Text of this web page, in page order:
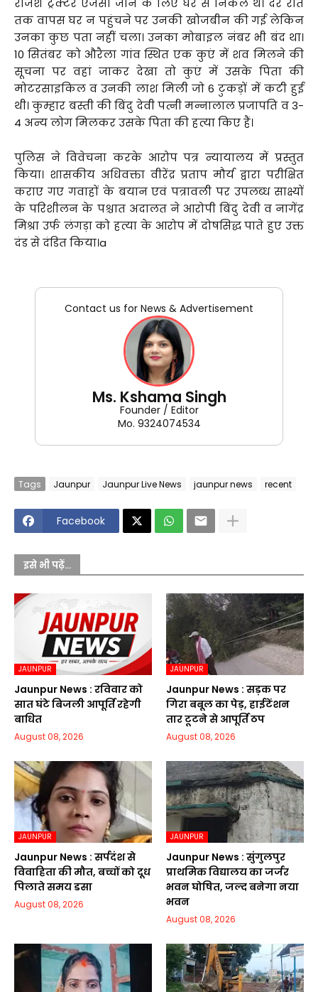
राजेश ट्रैक्टर एजेंसी जाने के लिए घर से निकले थे। देर रात
तक वापस घर न पहुंचने पर उनकी खोजबीन की गई लेकिन
उनका कुछ पता नहीं चला। उनका मोबाइल नंबर भी बंद था।
10 सितंबर को औरैला गांव स्थित एक कुएं में शव मिलने की
सूचना पर वहां जाकर देखा तो कुएं में उसके पिता की
मोटरसाइकिल व उनकी लाश मिली जो 6 टुकड़ों में कटी हुई
थी। कुम्हार बस्ती की बिंदु देवी पत्नी मन्नालाल प्रजापति व 3-
4 अन्य लोग मिलकर उसके पिता की हत्या किए हैं।
पुलिस ने विवेचना करके आरोप पत्र न्यायालय में प्रस्तुत
किया। शासकीय अधिवक्ता वीरेंद्र प्रताप मौर्य द्वारा परीक्षित
कराए गए गवाहों के बयान एवं पत्रावली पर उपलब्ध साक्ष्यों
के परिशीलन के पश्चात अदालत ने आरोपी बिंदु देवी व नागेंद्र
मिश्रा उर्फ लंगड़ा को हत्या के आरोप में दोषसिद्ध पाते हुए उक्त
दंड से दंडित किया।a
Contact us for News & Advertisement
Ms. Kshama Singh
Founder / Editor
Mo. 9324074534
Tags Jaunpur Jaunpur Live News jaunpur news recent
Facebook
इसे भी पढ़ें...
JAUNPUR
Jaunpur News : रविवार को
सात घंटे बिजली आपूर्ति रहेगी
बाधित
August 08, 2026
JAUNPUR
Jaunpur News : सड़क पर
गिरा बबूल का पेड़, हाईटेंशन
तार टूटने से आपूर्ति ठप
August 08, 2026
JAUNPUR
Jaunpur News : सर्पदंश से
विवाहिता की मौत, बच्चों को दूध
पिलाते समय डसा
August 08, 2026
JAUNPUR
Jaunpur News : सुंगुलपुर
प्राथमिक विद्यालय का जर्जर
भवन घोषित, जल्द बनेगा नया
भवन
August 08, 2026